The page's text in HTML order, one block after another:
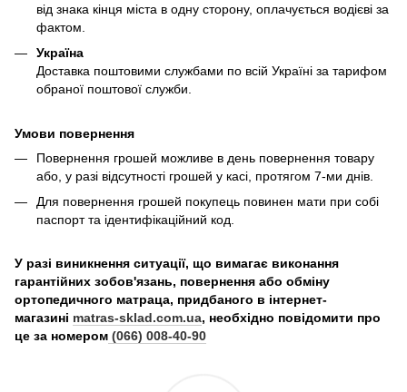
від знака кінця міста в одну сторону, оплачується водієві за
фактом.
Україна
Доставка поштовими службами по всій Україні за тарифом
обраної поштової служби.
Умови повернення
Повернення грошей можливе в день повернення товару
або, у разі відсутності грошей у касі, протягом 7-ми днів.
Для повернення грошей покупець повинен мати при собі
паспорт та ідентифікаційний код.
У разі виникнення ситуації, що вимагає виконання
гарантійних зобов'язань, повернення або обміну
ортопедичного матраца, придбаного в інтернет-
магазині matras-sklad.com.ua, необхідно повідомити про
це за номером (066) 008-40-90